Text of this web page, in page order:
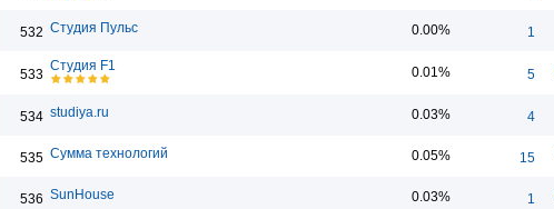
532 Студия Пульс 0.00% 1
533
Студия F1 0.01% 5
534 studiya.ru 0.03% 4
535 Сумма технологий 0.05% 15
536 SunHouse 0.03% 1